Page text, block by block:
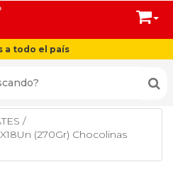
a todo el país
/
(270Gr) Chocolinas